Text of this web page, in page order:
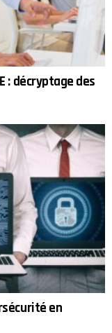
: décryptage des
en